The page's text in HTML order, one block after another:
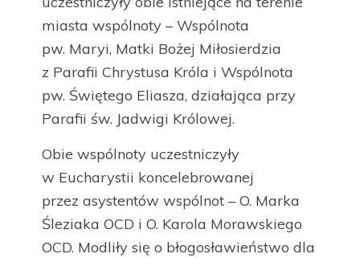
miasta wspólnoty – Wspólnota
pw. Maryi, Matki Bożej Miłosierdzia
z Parafii Chrystusa Króla i Wspólnota
pw. Świętego Eliasza, działająca przy
Parafii św. Jadwigi Królowej.
Obie wspólnoty uczestniczyły
w Eucharystii koncelebrowanej
przez asystentów wspólnot – O. Marka
Śleziaka OCD i O. Karola Morawskiego
OCD. Modliły się o błogosławieństwo dla